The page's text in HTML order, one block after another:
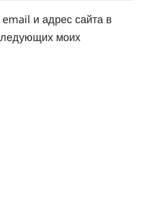
и адрес сайта в
моих